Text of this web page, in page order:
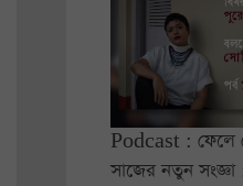
Podcast : ফেলে
সাজের নতুন সংজ্ঞা